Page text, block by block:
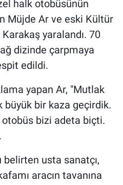
halk otobüsünün
Müjde Ar ve eski Kültür
yaralandı. 70
dizinde çarpmaya
edildi.
yapan Ar, "Mutlak
büyük bir kaza geçirdik.
bizi adeta biçti.
belirten usta sanatçı,
aracın tavanına